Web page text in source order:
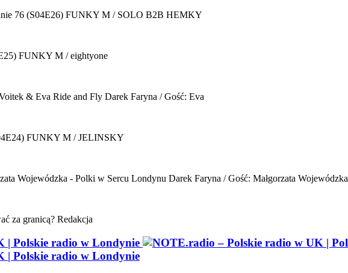
76 (S04E26) FUNKY M / SOLO B2B HEMKY
FUNKY M / eightyone
& Eva Ride and Fly Darek Faryna / Gość: Eva
FUNKY M / JELINSKY
Wojewódzka - Polki w Sercu Londynu Darek Faryna / Gość: Małgorzata Wojewódzka
za granicą? Redakcja